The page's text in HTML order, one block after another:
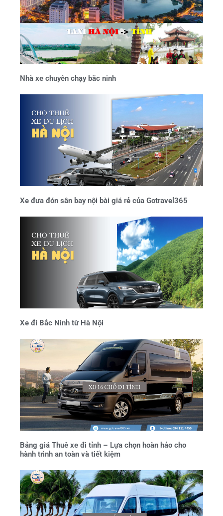
Nhà xe chuyên chạy bắc ninh
Xe đưa đón sân bay nội bài giá rẻ của Gotravel365
Xe đi Bắc Ninh từ Hà Nội
Bảng giá Thuê xe đi tỉnh – Lựa chọn hoàn hảo cho
hành trình an toàn và tiết kiệm